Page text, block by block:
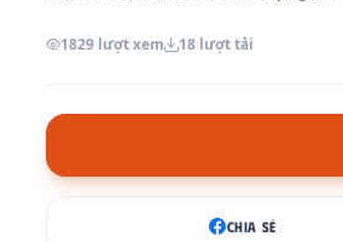
1829 lượt xem 18 lượt tải
CHIA SẺ